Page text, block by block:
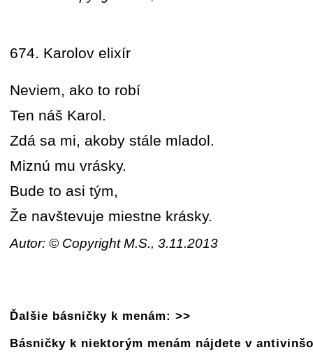
674. Karolov elixír
Neviem, ako to robí
Ten náš Karol.
Zdá sa mi, akoby stále mladol.
Miznú mu vrásky.
Bude to asi tým,
Že navštevuje miestne krásky.
Autor: © Copyright M.S., 3.11.2013
Ďalšie básničky k menám: >>
Básničky k niektorým menám nájdete v